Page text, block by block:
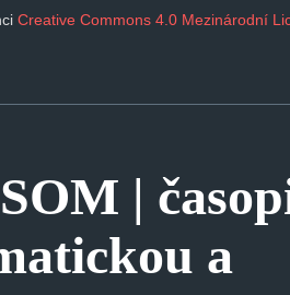
Creative Commons 4.0 Mezinárodní
|
a